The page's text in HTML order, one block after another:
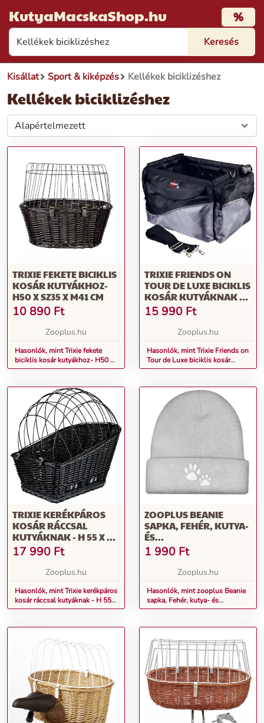
KutyaMacskaShop.hu %
Kisállat Sport & kiképzés Kellékek biciklizéshez
Kellékek biciklizéshez
TRIXIE FEKETE BICIKLIS
KOSÁR KUTYÁKHOZ-
H50 X SZ35 X M41 CM
10 890 Ft
Zooplus.hu
Hasonlók, mint Trixie fekete
biciklis kosár kutyákhoz- H50 x
Sz35 x M41 cm
TRIXIE FRIENDS ON
TOUR DE LUXE BICIKLIS
KOSÁR KUTYÁKNAK H
41 X SZ 26 X M 26 CM
15 990 Ft
Zooplus.hu
Hasonlók, mint Trixie Friends on
Tour de Luxe biciklis kosár
kutyáknak H 41 x Sz 26 x M 26
TRIXIE KERÉKPÁROS
KOSÁR RÁCCSAL
KUTYÁKNAK - H 55 X SZ
35 X M 49 CM
17 990 Ft
Zooplus.hu
Hasonlók, mint Trixie kerékpáros
kosár ráccsal kutyáknak - H 55 x
Sz 35 x M 49 cm
ZOOPLUS BEANIE
SAPKA, FEHÉR, KUTYA-
ÉS
MACSKAGAZDIKNAK,
SZÜRKE LOGÓVAL
1 990 Ft
Zooplus.hu
Hasonlók, mint zooplus Beanie
sapka, Fehér, kutya- és
macskagazdiknak, szürke